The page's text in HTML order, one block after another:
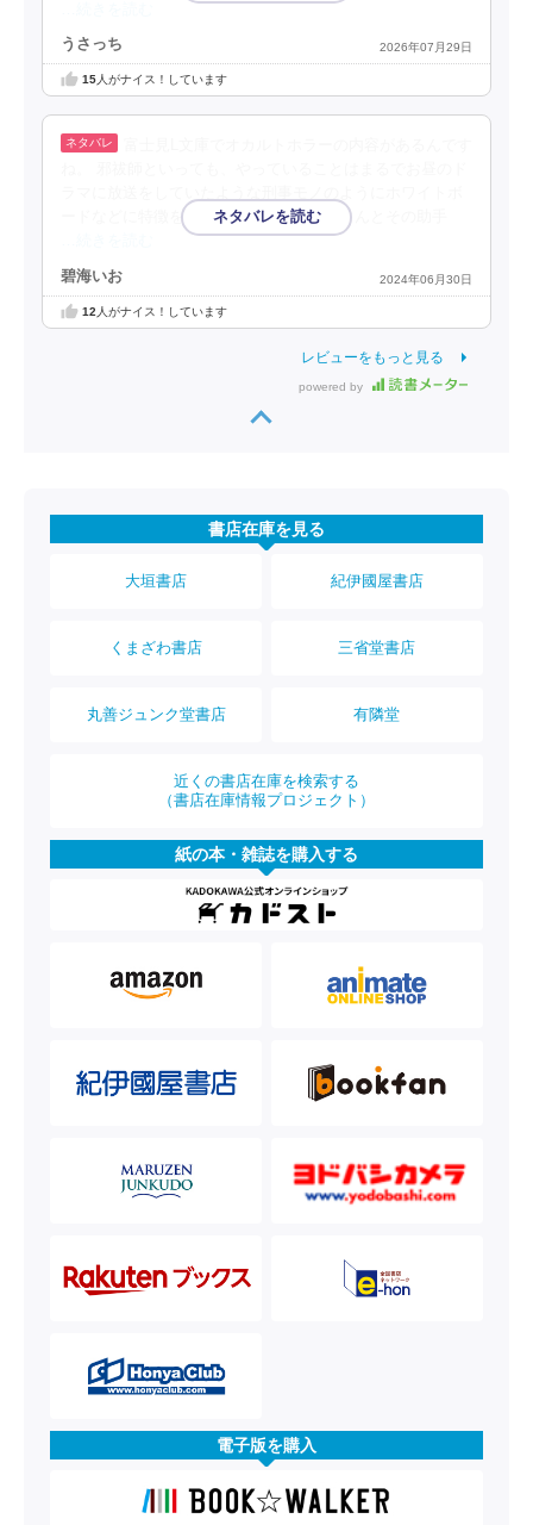
うさっち 2026年07月29日
15人がナイス！しています
ードなどに特徴を記載をして心霊と腹痛さんとその助手
碧海いお 2024年06月30日
12 人がナイス！しています
レビューをもっと見る
powered by
書店在庫を見る
大垣書店 紀伊國屋書店
くまざわ書店 三省堂書店
丸善ジュンク堂書店 有隣堂
近くの書店在庫を検索する
（書店在庫情報プロジェクト）
紙の本・雑誌を購入する
電子版を購入